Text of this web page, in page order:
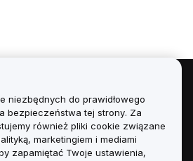
niezbędnych do prawidłowego
bezpieczeństwa tej strony. Za
również pliki cookie związane
marketingiem i mediami
zapamiętać Twoje ustawienia,